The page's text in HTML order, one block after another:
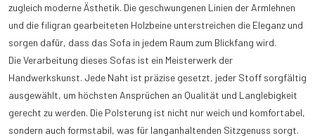
zugleich moderne Ästhetik. Die geschwungenen Linien der Armlehnen
und die filigran gearbeiteten Holzbeine unterstreichen die Eleganz und
sorgen dafür, dass das Sofa in jedem Raum zum Blickfang wird.
Die Verarbeitung dieses Sofas ist ein Meisterwerk der
Handwerkskunst. Jede Naht ist präzise gesetzt, jeder Stoff sorgfältig
ausgewählt, um höchsten Ansprüchen an Qualität und Langlebigkeit
gerecht zu werden. Die Polsterung ist nicht nur weich und komfortabel,
sondern auch formstabil, was für langanhaltenden Sitzgenuss sorgt.